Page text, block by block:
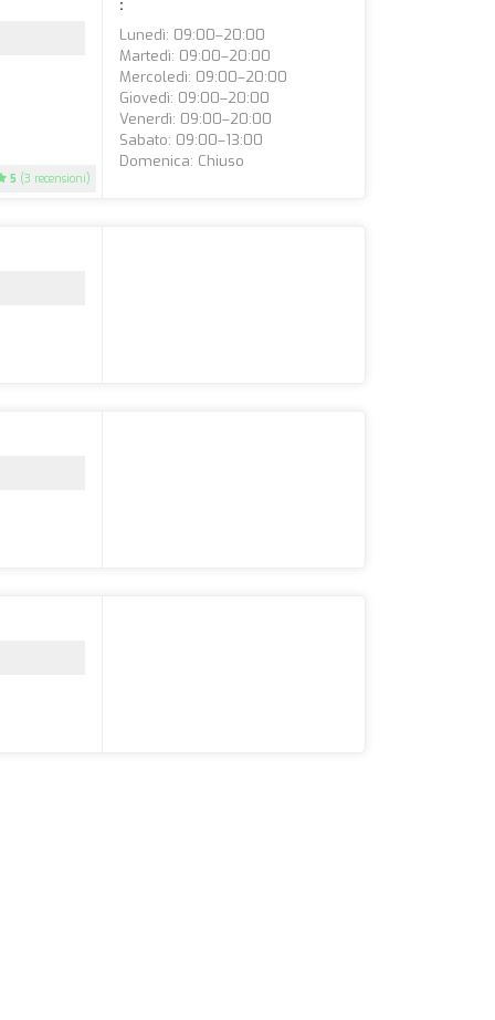
5 (3 recensioni)
:
Lunedì: 09:00–20:00
Martedì: 09:00–20:00
Mercoledì: 09:00–20:00
Giovedì: 09:00–20:00
Venerdì: 09:00–20:00
Sabato: 09:00–13:00
Domenica: Chiuso